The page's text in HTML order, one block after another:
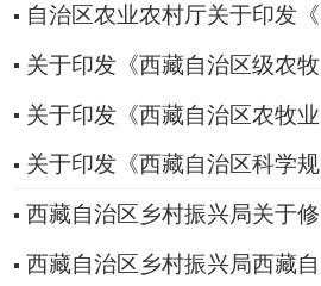
自治区农业农村厅关于印发《西藏自治区家庭农（牧）场名录及赋码管理办法》《西藏自治区级家庭农（牧）...
关于印发《西藏自治区级农牧民专业合作社评定及监测办法》的通知
关于印发《西藏自治区农牧业产业化自治区级重点龙头企业认定和运行监测管理办法》的通知
关于印发《西藏自治区科学规范水生生物放生活动管理办法（暂行）》 的通知
西藏自治区乡村振兴局关于修订《关于健全完善帮扶项目联农带农机制的实施细则》的通知
西藏自治区乡村振兴局西藏自治区人力资源和社会保障厅西藏自治区财政厅关于印发《西藏自治区就业帮扶车...